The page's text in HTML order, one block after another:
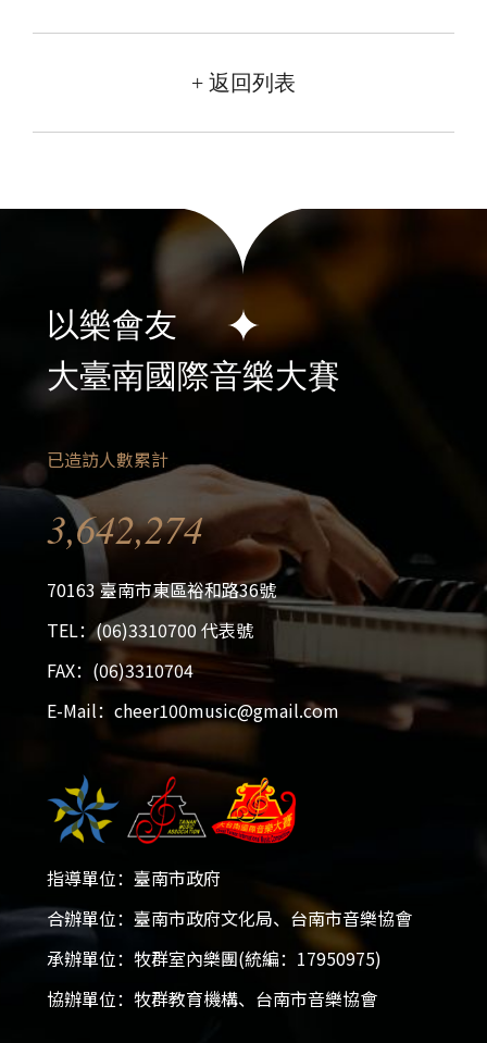
2026大台南國際音樂大賽
2025-12-05 - 2026-01-18
開放報名！
活動簡章
會員專區
加入會員
+ 返回列表
以樂會友
大臺南國際音樂大賽
已造訪人數累計
3,642,274
70163 臺南市東區裕和路36號
TEL：(06)3310700 代表號
FAX：(06)3310704
E-Mail：cheer100music@gmail.com
指導單位：臺南市政府
合辦單位：臺南市政府文化局、台南市音樂協會
承辦單位：牧群室內樂團(統編：17950975)
協辦單位：牧群教育機構、台南市音樂協會